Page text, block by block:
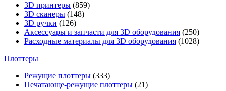
3D принтеры (859)
3D сканеры (148)
3D ручки (126)
Аксессуары и запчасти для 3D оборудования (250)
Расходные материалы для 3D оборудования (1028)
Плоттеры
Режущие плоттеры (333)
Печатающе-режущие плоттеры (21)